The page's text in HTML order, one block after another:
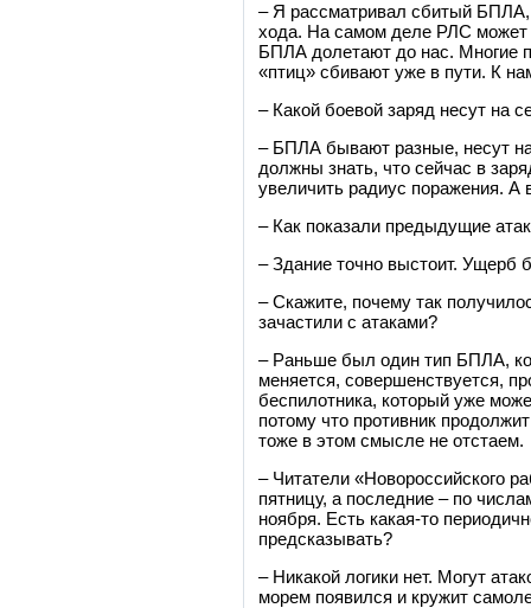
– Я рассматривал сбитый БПЛА,
хода. На самом деле РЛС может
БПЛА долетают до нас. Многие
«птиц» сбивают уже в пути. К
– Какой боевой заряд несут на
– БПЛА бывают разные, несут
должны знать, что сейчас в
увеличить радиус поражения. А
– Как показали предыдущие
– Здание точно выстоит. Ущерб
– Скажите, почему так
зачастили с атаками?
– Раньше был один тип БПЛА,
меняется, совершенствуется,
беспилотника, который уже
потому что противник
тоже в этом смысле не отстаем.
– Читатели «Новороссийского
пятницу, а последние – по
ноября. Есть какая-то
предсказывать?
– Никакой логики нет. Могут
морем появился и кружит